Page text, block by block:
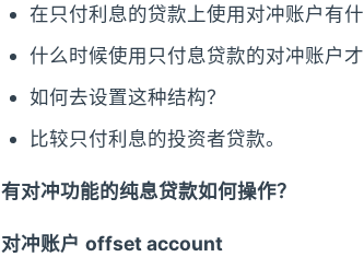
在只付利息的贷款上使用对冲账户有什
什么时候使用只付息贷款的对冲账户才
如何去设置这种结构？
比较只付利息的投资者贷款。
有对冲功能的纯息贷款如何操作？
对冲账户 offset account